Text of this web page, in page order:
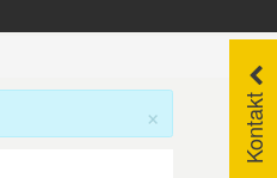
Kontakt
×